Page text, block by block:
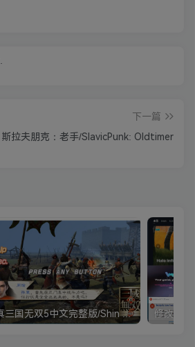
下一篇
斯拉夫朋克：老手/SlavicPunk: Oldtimer
真三国无双5中文完整版/Shin Sangokumusou5